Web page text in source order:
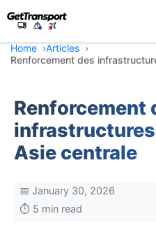
Home
Articles
Renforcement des
Renforcement
Asie centrale
📅 January 30, 2026
⏱️ 5 min read